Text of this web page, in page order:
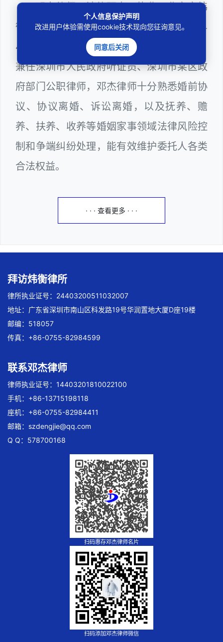
邓杰律师，法律硕士，执业于北京市炜
衡（深圳）律师事务所，律师执业证号为14
403201810022100。邓杰律师现（或曾）
兼任深圳市人民政府听证员、深圳市某区政
府部门公职律师，邓杰律师十分熟悉婚前协
议、协议离婚、诉讼离婚，以及抚养、赡
养、扶养、收养等婚姻家事领域法律风险控
制和争端纠纷处理，能有效维护委托人各类
合法权益。
· · · 查看更多 · · ·
拜访炜衡律所
律所执业证号：24403200511032007
地址：广东省深圳市南山区科发路19号华润置地大厦D座19楼
邮编：518057
传真：+86-0755-82984599
联系邓杰律师
律师执业证号：14403201810022100
手机：+86-13715198118
座机：+86-0755-82984411
邮箱： szdengjie@qq.com
Q Q：578700168
扫码惠存邓杰律师名片
扫码添加邓杰律师微信
个人信息保护声明
改进用户体验需使用cookie技术现向您征询意见。
同意后关闭